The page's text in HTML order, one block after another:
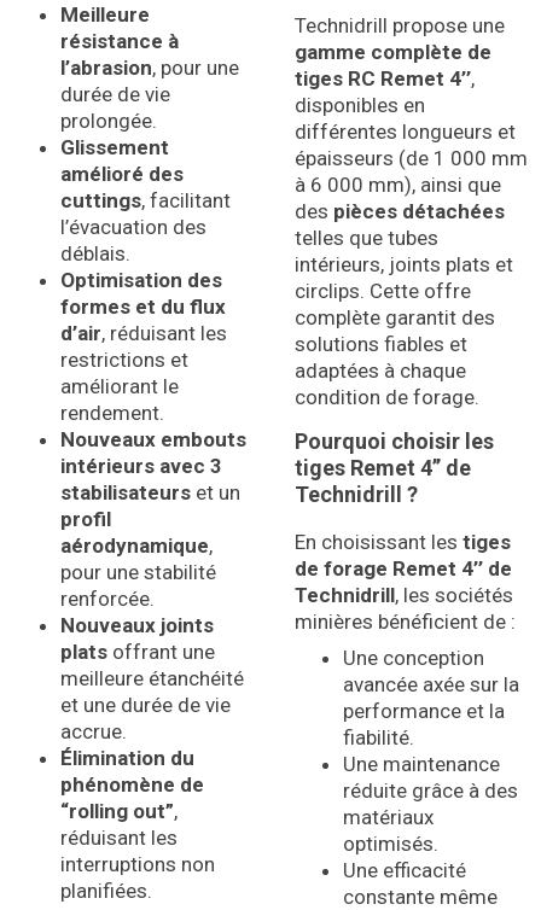
Meilleure
résistance à
l’abrasion, pour une
durée de vie
prolongée.
Glissement
amélioré des
cuttings, facilitant
l’évacuation des
déblais.
Optimisation des
formes et du flux
d’air, réduisant les
restrictions et
améliorant le
rendement.
Nouveaux embouts
intérieurs avec 3
stabilisateurs et un
profil
aérodynamique,
pour une stabilité
renforcée.
Nouveaux joints
plats offrant une
meilleure étanchéité
et une durée de vie
accrue.
Élimination du
phénomène de
“rolling out”,
réduisant les
interruptions non
planifiées.
Technidrill propose une
gamme complète de
tiges RC Remet 4’’,
disponibles en
différentes longueurs et
épaisseurs (de 1 000 mm
à 6 000 mm), ainsi que
des pièces détachées
telles que tubes
intérieurs, joints plats et
circlips. Cette offre
complète garantit des
solutions fiables et
adaptées à chaque
condition de forage.
Pourquoi choisir les
tiges Remet 4’’ de
Technidrill ?
En choisissant les tiges
de forage Remet 4’’ de
Technidrill, les sociétés
minières bénéficient de :
Une conception
avancée axée sur la
performance et la
fiabilité.
Une maintenance
réduite grâce à des
matériaux
optimisés.
Une efficacité
constante même